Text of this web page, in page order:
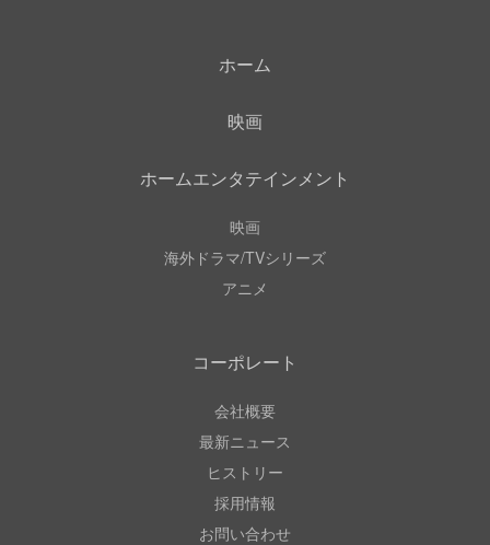
ホーム
映画
ホームエンタテインメント
映画
海外ドラマ/TVシリーズ
アニメ
コーポレート
会社概要
最新ニュース
ヒストリー
採用情報
お問い合わせ